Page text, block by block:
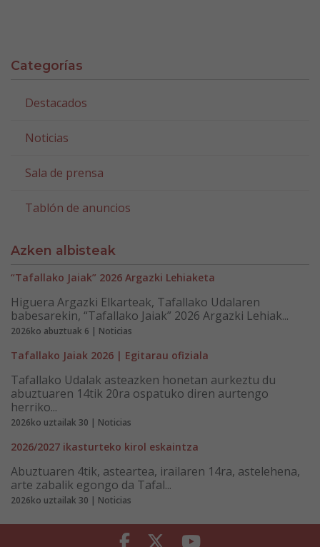
Categorías
Destacados
Noticias
Sala de prensa
Tablón de anuncios
Azken albisteak
“Tafallako Jaiak” 2026 Argazki Lehiaketa
Higuera Argazki Elkarteak, Tafallako Udalaren
babesarekin, “Tafallako Jaiak” 2026 Argazki Lehiak...
2026ko abuztuak 6 | Noticias
Tafallako Jaiak 2026 | Egitarau ofiziala
Tafallako Udalak asteazken honetan aurkeztu du
abuztuaren 14tik 20ra ospatuko diren aurtengo
herriko...
2026ko uztailak 30 | Noticias
2026/2027 ikasturteko kirol eskaintza
Abuztuaren 4tik, asteartea, irailaren 14ra, astelehena,
arte zabalik egongo da Tafal...
2026ko uztailak 30 | Noticias
Facebook Twitter Youtube